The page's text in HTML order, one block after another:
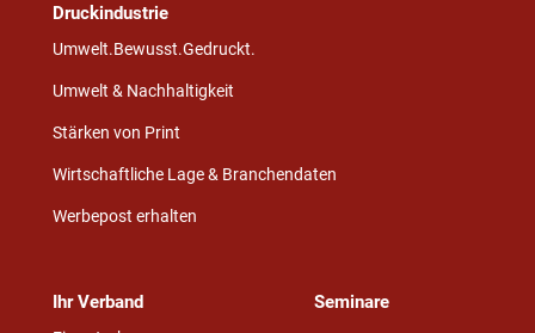
Druckindustrie
Umwelt.Bewusst.Gedruckt.
Umwelt & Nachhaltigkeit
Stärken von Print
Wirtschaftliche Lage & Branchendaten
Werbepost erhalten
Ihr Verband Seminare